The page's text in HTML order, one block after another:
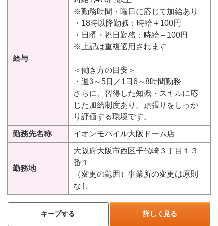
給与
※勤務時間・曜日に応じて加給あり
・18時以降勤務：時給＋100円
・日曜・祝日勤務：時給＋100円
※上記は重複適用されます
＜働き方の目安＞
・週3～5日／1日6～8時間勤務
さらに、習得した知識・スキルに応
じた加給制度あり。頑張りをしっか
り評価する環境です。
勤務先名称 イオンモバイル大阪ドーム店
勤務地
大阪府大阪市西区千代崎３丁目１３
番１
（変更の範囲）事業所の変更は原則
なし
キープする 詳しく見る